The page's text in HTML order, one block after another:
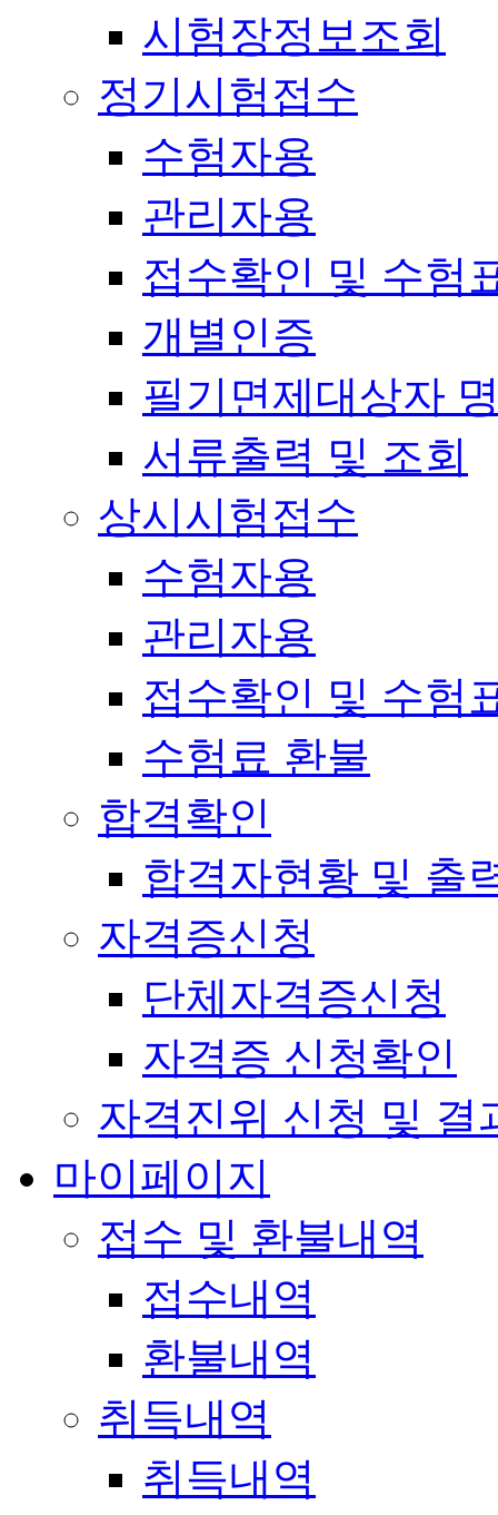
시험장정보조회
정기시험접수
수험자용
관리자용
접수확인 및 수험
개별인증
필기면제대상자
서류출력 및 조회
상시시험접수
수험자용
관리자용
접수확인 및 수험
수험료 환불
합격확인
합격자현황 및 출
자격증신청
단체자격증신청
자격증 신청확인
자격진위 신청 및 결
마이페이지
접수 및 환불내역
접수내역
환불내역
취득내역
취득내역